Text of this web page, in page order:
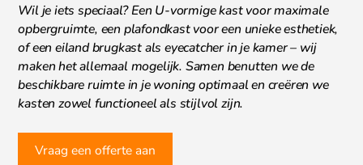
Wil je iets speciaal? Een U-vormige kast voor maximale
opbergruimte, een plafondkast voor een unieke esthetiek,
of een eiland brugkast als eyecatcher in je kamer – wij
maken het allemaal mogelijk. Samen benutten we de
beschikbare ruimte in je woning optimaal en creëren we
kasten zowel functioneel als stijlvol zijn.
Vraag een offerte aan